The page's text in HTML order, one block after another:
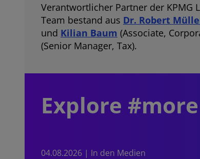
Verantwortlicher Partner der KPMG
Team bestand aus Dr. Robert
und Kilian Baum (Associate,
(Senior Manager, Tax).
Explore #more
04.08.2026 | In den Medien